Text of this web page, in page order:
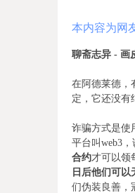
本内容为网
聊斋志异 - 画
在阿德莱德，
定，它还没有
诈骗方式是使
平台叫web3
合约才可以领
日后他们可以
们伪装良善，